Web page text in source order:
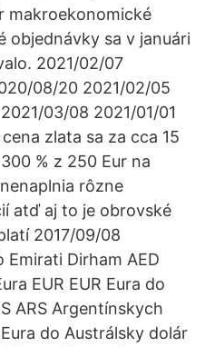
makroekonomické
objednávky sa v januári
2021/02/07
08/20 2021/02/05
03/08 2021/01/01
zlata sa za cca 15
% z 250 Eur na
rôzne
atď aj to je obrovské
2017/09/08
Emirati Dirham AED
EUR EUR Eura do
ARS Argentínskych
do Austrálsky dolár